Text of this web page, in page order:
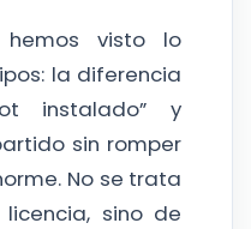
hemos visto lo
la diferencia
instalado” y
sin romper
No se trata
sino de